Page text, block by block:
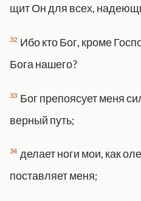
щит Он для всех,
32 Ибо кто Бог, кроме
Бога нашего?
33 Бог препоясует меня
верный путь;
34 делает ноги мои, как
поставляет меня;